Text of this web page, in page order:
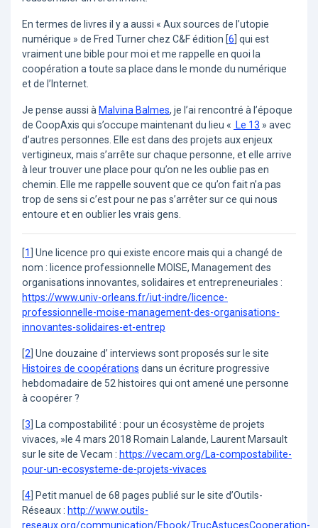
En termes de livres il y a aussi « Aux sources de l’utopie
numérique » de Fred Turner chez C&F édition [6 qui est
vraiment une bible pour moi et me rappelle en quoi la
coopération a toute sa place dans le monde du numérique
et de l’Internet.
Je pense aussi à Malvina Balmes, je l’ai rencontré à l’époque
de CoopAxis qui s’occupe maintenant du lieu « Le 13 » avec
d’autres personnes. Elle est dans des projets aux enjeux
vertigineux, mais s’arrête sur chaque personne, et elle arrive
à leur trouver une place pour qu’on ne les oublie pas en
chemin. Elle me rappelle souvent que ce qu’on fait n’a pas
trop de sens si c’est pour ne pas s’arrêter sur ce qui nous
entoure et en oublier les vrais gens.
[1
Une licence pro qui existe encore mais qui a changé de
nom : licence professionnelle MOISE, Management des
organisations innovantes, solidaires et entrepreneuriales :
https://www.univ-orleans.fr/iut-indre/licence-
professionnelle-moise-management-des-organisations-
innovantes-solidaires-et-entrep
[2 Une douzaine d’ interviews sont proposés sur le site
Histoires de coopérations dans un écriture progressive
hebdomadaire de 52 histoires qui ont amené une personne
à coopérer ?
[3
La compostabilité : pour un écosystème de projets
vivaces, »le 4 mars 2018 Romain Lalande, Laurent Marsault
sur le site de Vecam : https://vecam.org/La-compostabilite-
pour-un-ecosysteme-de-projets-vivaces
[4 Petit manuel de 68 pages publié sur le site d’Outils-
Réseaux : http://www.outils-
reseaux.org/communication/Ebook/TrucAstucesCooperation-